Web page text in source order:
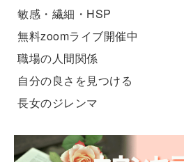
敏感・繊細・HSP
無料zoomライブ開催中
職場の人間関係
自分の良さを見つける
長女のジレンマ